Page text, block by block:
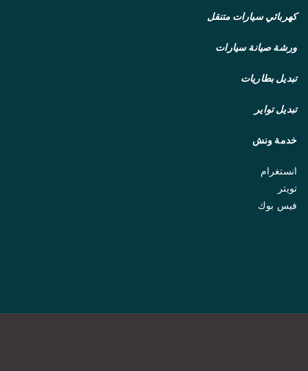
كهربائي سيارات متنقل
ورشة صيانة سيارات
تبديل بطاريات
تبديل تواير
خدمة ونش
انستغرام
تويتر
فيس بوك